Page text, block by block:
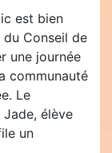
est bien
Conseil de
une journée
communauté
Le
élève
un